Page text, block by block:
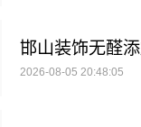
2026-08-05 20:48:05